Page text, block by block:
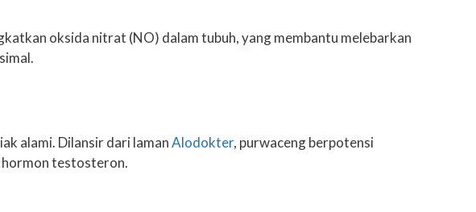
oksida nitrat (NO) dalam tubuh, yang membantu melebarkan
alami. Dilansir dari lamanAlodokter, purwaceng berpotensi
hormon testosteron.